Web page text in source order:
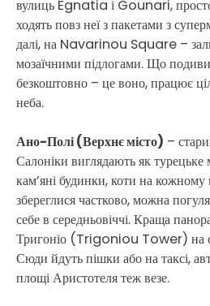
вулиць Egnatia і Gounari,
ходять повз неї з пакетами з
далі, на Navarinou Square –
мозаїчними підлогами. Що
безкоштовно – це воно, працює
неба.
Ано-Полі (Верхнє місто) –
Салоніки виглядають як турецьке
кам’яні будинки, коти на кожному
збереглися частково, можна
себе в середньовіччі. Краща
Тригоніо (Trigoniou Tower) на
Сюди йдуть пішки або на таксі,
площі Аристотеля теж везе.